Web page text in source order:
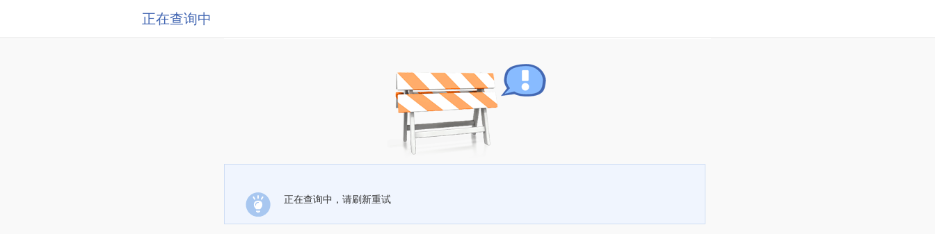
正在查询中
正在查询中，请刷新重试